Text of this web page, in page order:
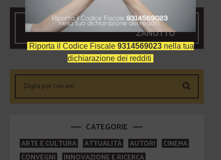
5 PER MILLE ALLA FONDAZIONE
ZANOTTO
CATEGORIE
ARTE E CULTURA ATTUALITÀ AUTORI
CINEMA
CONVEGNI
INNOVAZIONE E RICERCA
Riporta il Codice Fiscale 9314569023 nella tua
dichiarazione dei redditi